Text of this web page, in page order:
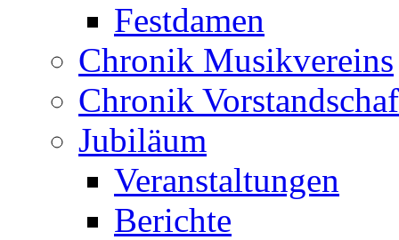
Festdamen
Chronik Musikvereins
Chronik
Jubiläum
Veranstaltungen
Berichte